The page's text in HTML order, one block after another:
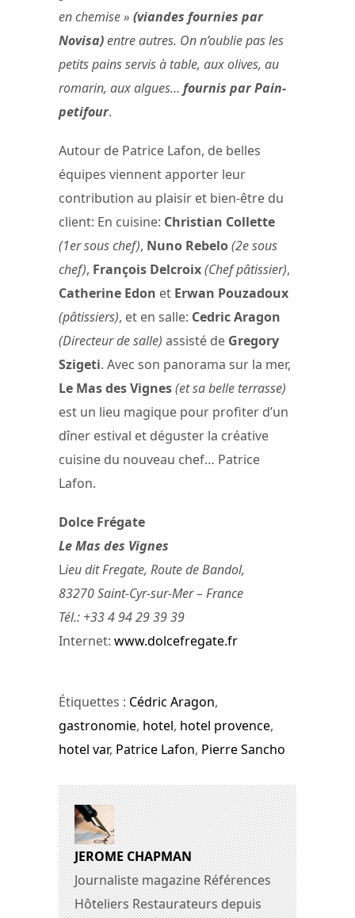
en chemise » (viandes fournies par
Novisa)entre autres. On n’oublie pas les
petits pains servis à table, aux olives, au
romarin, aux algues… fournis par Pain-
petifour.
Autour de Patrice Lafon, de belles
équipes viennent apporter leur
contribution au plaisir et bien-être du
client: En cuisine: Christian Collette
(1er sous chef), Nuno Rebelo(2e sous
chef), François Delcroix(Chef pâtissier),
Catherine Edon et Erwan Pouzadoux
(pâtissiers), et en salle: Cedric Aragon
(Directeur de salle) assisté de Gregory
Szigeti. Avec son panorama sur la mer,
Le Mas des Vignes(et sa belle terrasse)
est un lieu magique pour profiter d’un
dîner estival et déguster la créative
cuisine du nouveau chef… Patrice
Lafon.
Dolce Frégate
Le Mas des Vignes
Lieu dit Fregate, Route de Bandol,
83270 Saint-Cyr-sur-Mer – France
Tél.: +33 4 94 29 39 39
Internet: www.dolcefregate.fr
Étiquettes : Cédric Aragon,
gastronomie, hotel, hotel provence,
hotel var, Patrice Lafon, Pierre Sancho
JEROME CHAPMAN
Journaliste magazine Références
Hôteliers Restaurateurs depuis